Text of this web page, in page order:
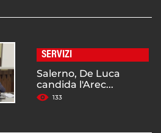
SERVIZI
Salerno, De Luca
candida l'Arec...
133